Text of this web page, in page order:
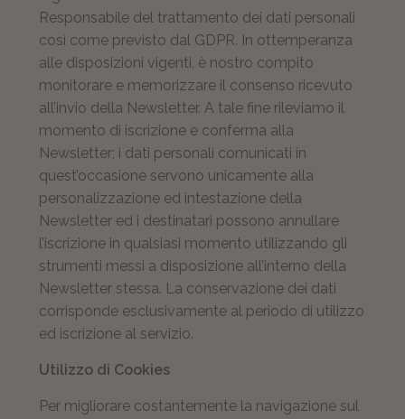
Responsabile del trattamento dei dati personali
così come previsto dal GDPR. In ottemperanza
alle disposizioni vigenti, è nostro compito
monitorare e memorizzare il consenso ricevuto
all’invio della Newsletter. A tale fine rileviamo il
momento di iscrizione e conferma alla
Newsletter; i dati personali comunicati in
quest’occasione servono unicamente alla
personalizzazione ed intestazione della
Newsletter ed i destinatari possono annullare
l’iscrizione in qualsiasi momento utilizzando gli
strumenti messi a disposizione all’interno della
Newsletter stessa. La conservazione dei dati
corrisponde esclusivamente al periodo di utilizzo
ed iscrizione al servizio.
Utilizzo di Cookies
Per migliorare costantemente la navigazione sul